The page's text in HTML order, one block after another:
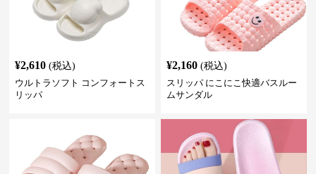
¥2,610 (税込)
ウルトラソフト コンフォートス
リッパ
¥2,160 (税込)
スリッパ にこにこ快適バスルー
ムサンダル